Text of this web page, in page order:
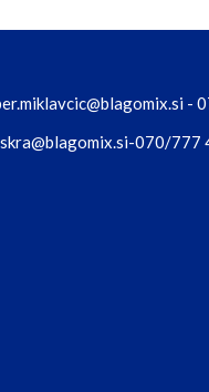
-
070/777